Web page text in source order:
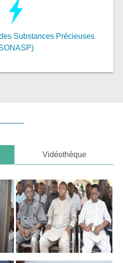
Substances Précieuses
Vidéothèque